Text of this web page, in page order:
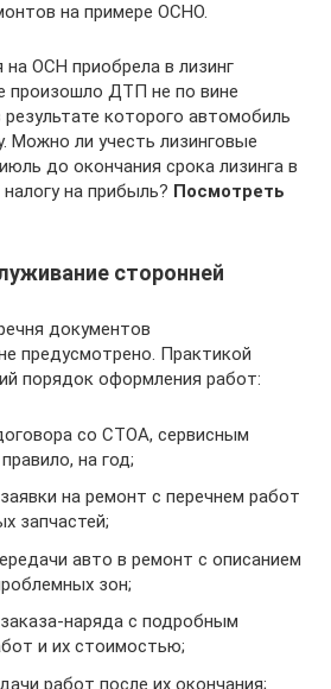
на примере ОСНО.
на ОСН приобрела в лизинг
произошло ДТП не по вине
результате которого автомобиль
Можно ли учесть лизинговые
до окончания срока лизинга в
на прибыль? Посмотреть
сторонней
документов
предусмотрено. Практикой
порядок оформления работ:
со СТОА, сервисным
на год;
на ремонт с перечнем работ
запчастей;
авто в ремонт с описанием
зон;
наряда с подробным
и их стоимостью;
работ после их окончания;